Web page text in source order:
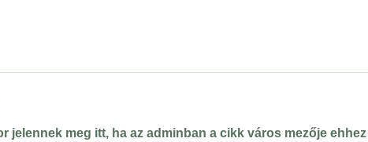
meg itt, ha az adminban a cikk város mezője